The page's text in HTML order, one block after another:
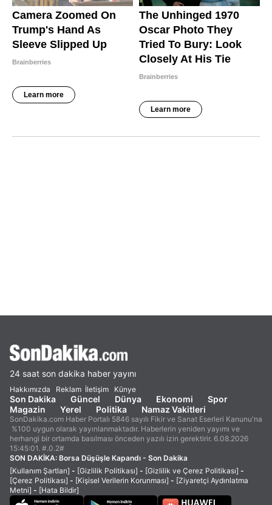
24 saat son dakika haber yayını
Hakkımızda Reklam İletişim Künye
Son Dakika Güncel Dünya Ekonomi
Spor
Magazin
Yerel Politika Namaz Vakitleri
SonDakika.com Haber Portalı 5846 sayılı Fikir ve Sanat Eserleri Kanunu'na
%100 uygun olarak yayınlanmaktadır. Haberlerin yeniden yayımı ve
herhangi bir ortamda basılması önceden yazılı izin gerektirir. 6.08.2026
15:45:01. #.0.2#
SON DAKİKA: Borsa Düşüşle Kapandı - Son Dakika
[Kullanım Şartları] - [Gizlilik Politikası] - [Gizlilik ve Çerez Politikası] -
[Çerez Politikası] - [Kişisel Verilerin Korunması] - [Ziyaretçi Aydınlatma
Metni] - [Hata Bildir]